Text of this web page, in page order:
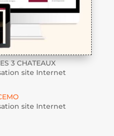
3 CHATEAUX
site Internet
site Internet